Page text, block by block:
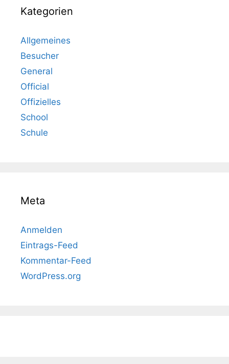
Kategorien
Allgemeines
Besucher
General
Official
Offizielles
School
Schule
Meta
Anmelden
Eintrags-Feed
Kommentar-Feed
WordPress.org